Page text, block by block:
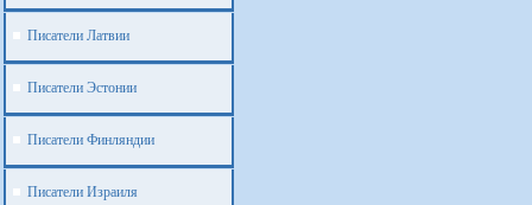
Писатели Латвии
Писатели Эстонии
Писатели Финляндии
Писатели Израиля